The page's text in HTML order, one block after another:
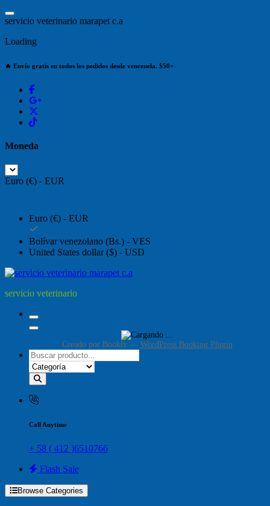
Saltar
al
servicio veterinario marapet c.a
Loading
🔥 Envío gratis en todos los pedidos desde venezuela. $50+
Moneda
Euro (€) - EUR
Euro (€) - EUR
Bolívar venezolano (Bs.) - VES
United States dollar ($) - USD
servicio veterinario
Creado por Bookly— WordPress Booking Plugin
Call Anytime
+ 58 ( 412 )6510766
Flash Sale
Browse Categories